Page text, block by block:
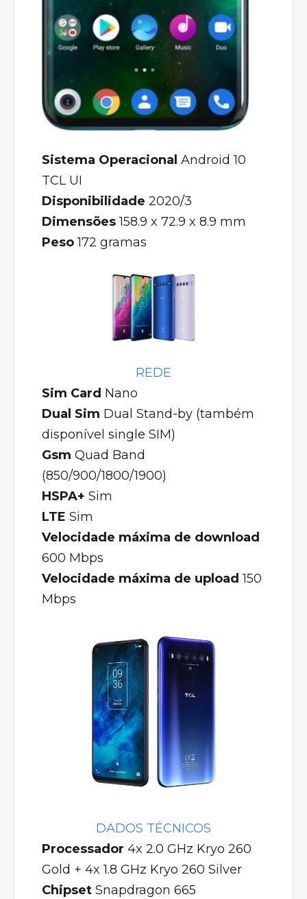
Sistema Operacional Android 10
TCL UI
Disponibilidade 2020/3
Dimensões158.9 x 72.9 x 8.9 mm
Peso172 gramas
REDE
Sim Card Nano
Dual Sim Dual Stand-by (também
disponível single SIM)
Gsm Quad Band
(850/900/1800/1900)
HSPA+ Sim
LTE Sim
Velocidade máxima de download
600 Mbps
Velocidade máxima de upload150
Mbps
DADOS TÉCNICOS
Processador 4x 2.0 GHz Kryo 260
Gold + 4x 1.8 GHz Kryo 260 Silver
Chipset Snapdragon 665